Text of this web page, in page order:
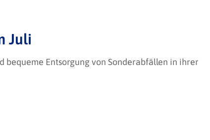
Juli
bequeme Entsorgung von Sonderabfällen in ihrer